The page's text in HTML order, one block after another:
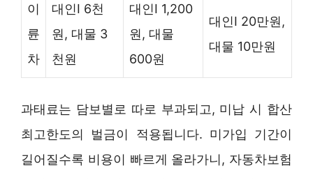
이
륜
차
대인Ⅰ 6천
원, 대물 3
천원
대인Ⅰ 1,200
원, 대물
600원
대인Ⅰ 20만원,
대물 10만원
과태료는 담보별로 따로 부과되고, 미납 시 합산
최고한도의 벌금이 적용됩니다. 미가입 기간이
길어질수록 비용이 빠르게 올라가니, 자동차보험